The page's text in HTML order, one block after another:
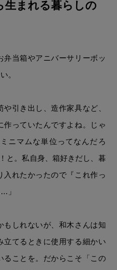
生まれる暮らしの
当箱やアニバーサリーボッ
。
や引き出し、造作家具など、
作っていたんですよね。じゃ
ニマムな単位ってなんだろ
と。私自身、箱好きだし、暮
入れたかったので『これ作っ
」
もしれないが、和木さんは知
立てるときに使用する細かい
ることを。だからこそ「この